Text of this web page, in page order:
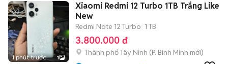
1 phút trước 1
Xiaomi Redmi 12 Turbo 1TB Trắng Like
New
Redmi Note 12 Turbo 1 TB
3.800.000 đ
Thành phố Tây Ninh (P. Bình Minh mới)